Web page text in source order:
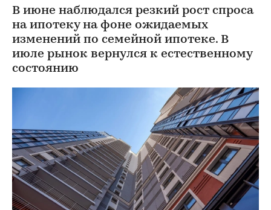
В июне наблюдался резкий рост спроса
на ипотеку на фоне ожидаемых
изменений по семейной ипотеке. В
июле рынок вернулся к естественному
состоянию